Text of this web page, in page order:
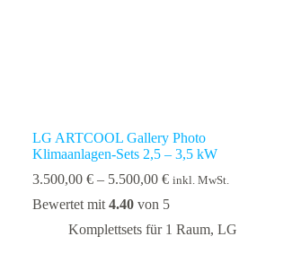
LG ARTCOOL Gallery Photo
Klimaanlagen-Sets 2,5 – 3,5 kW
3.500,00 € – 5.500,00 €Preisspanne:
bis
5.500,00 €
inkl. MwSt.
Bewertet mit 4.40von 5
Komplettsets für 1 Raum, LG